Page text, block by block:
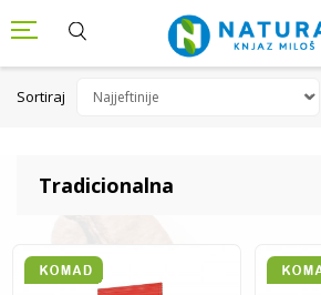
Tradicionalna
Sortiraj